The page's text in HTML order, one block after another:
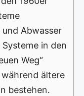
Abwasser
in den
Weg“
ältere
bestehen.